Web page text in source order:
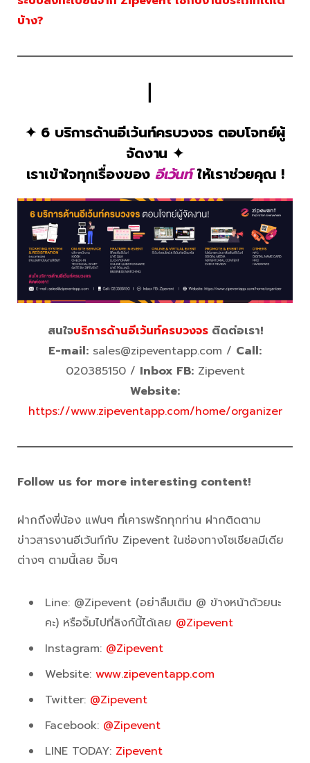
บ้าง?
✦ 6 บริการด้านอีเว้นท์ครบวงจร ตอบโจทย์ผู้
จัดงาน ✦
เราเข้าใจทุกเรื่องของ อีเว้นท์ให้เราช่วยคุณ !
สนใจบริการด้านอีเว้นท์ครบวงจรติดต่อเรา!
E-mail: sales@zipeventapp.com / Call:
020385150 / Inbox FB:Zipevent
Website:
https://www.zipeventapp.com/home/organizer
Follow us for more interesting content!
ฝากถึงพี่น้อง แฟนๆ ที่เคารพรักทุกท่าน ฝากติดตาม
ข่าวสารงานอีเว้นท์กับ Zipevent ในช่องทางโซเชียลมีเดีย
ต่างๆ ตามนี้เลย จิ้มๆ
Line: @Zipevent (อย่าลืมเติม @ ข้างหน้าด้วยนะ
คะ) หรือจิ้มไปที่ลิงก์นี้ได้เลย @Zipevent
Instagram: @Zipevent
Website: www.zipeventapp.com
Twitter: @Zipevent
Facebook: @Zipevent
LINE TODAY: Zipevent